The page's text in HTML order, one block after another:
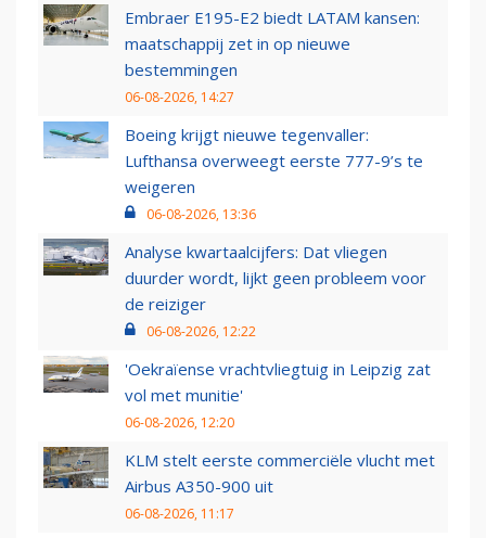
Embraer E195-E2 biedt LATAM kansen:
maatschappij zet in op nieuwe
bestemmingen
06-08-2026, 14:27
Boeing krijgt nieuwe tegenvaller:
Lufthansa overweegt eerste 777-9’s te
weigeren
06-08-2026, 13:36
Analyse kwartaalcijfers: Dat vliegen
duurder wordt, lijkt geen probleem voor
de reiziger
06-08-2026, 12:22
'Oekraïense vrachtvliegtuig in Leipzig zat
vol met munitie'
06-08-2026, 12:20
KLM stelt eerste commerciële vlucht met
Airbus A350-900 uit
06-08-2026, 11:17